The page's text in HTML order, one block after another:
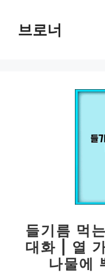
브로너
들기름 먹
대화 | 열
나물에